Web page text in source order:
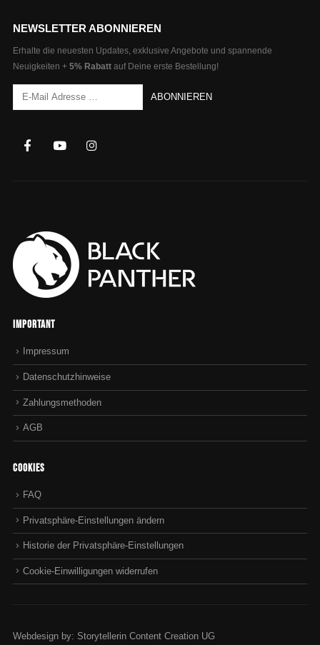
NEWSLETTER ABONNIEREN
Erhalte die neuesten Updates, exklusive Angebote und spannende
Neuigkeiten + 5% Rabattauf Deine erste Bestellung!
Important
Impressum
Datenschutzhinweise
Zahlungsmethoden
AGB
Cookies
FAQ
Privatsphäre-Einstellungen ändern
Historie der Privatsphäre-Einstellungen
Cookie-Einwilligungen widerrufen
Webdesign by: Storytellerin Content Creation UG